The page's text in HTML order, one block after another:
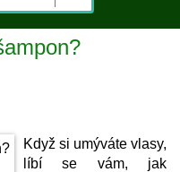
Když si umýváte vlasy,
líbí se vám, jak